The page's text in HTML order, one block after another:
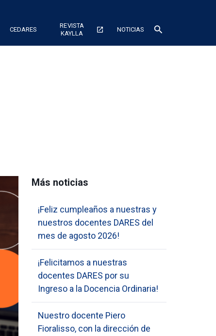
CEDARES
REVISTA
KAYLLA
open_in_new NOTICIAS search
Más noticias
¡Feliz cumpleaños a nuestras y
nuestros docentes DARES del
mes de agosto 2026!
¡Felicitamos a nuestras
docentes DARES por su
Ingreso a la Docencia Ordinaria!
Nuestro docente Piero
Fioralisso, con la dirección de